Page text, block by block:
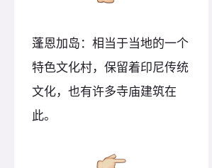
蓬恩加岛：相当于当地的一个
特色文化村，保留着印尼传统
文化，也有许多寺庙建筑在
此。